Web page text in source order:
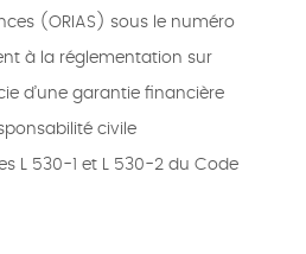
(ORIAS) sous le numéro
à la réglementation sur
d’une garantie financière
civile
L 530-1 et L 530-2 du Code